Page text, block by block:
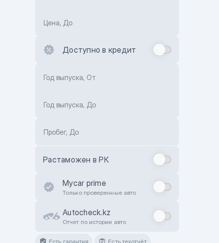
Цена, До
Доступно в кредит
Год выпуска, От
Год выпуска, До
Пробег, До
Растаможен в РК
Mycar prime
Только проверенные авто
Autocheck.kz
Отчет по истории авто
Есть гарантия Есть техотчёт